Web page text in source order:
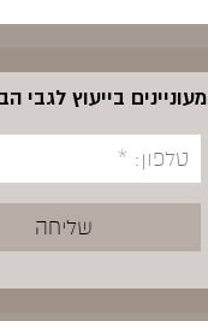
מעוניינים בייעוץ